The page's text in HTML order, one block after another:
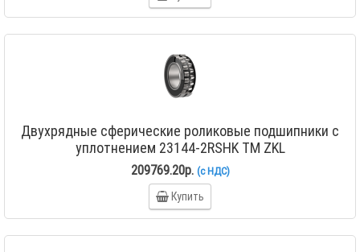
Двухрядные сферические роликовые подшипники с
уплотнением 23144-2RSHK TM ZKL
209769.20р. (с НДС)
Купить